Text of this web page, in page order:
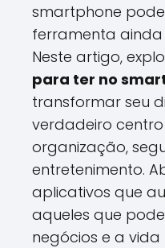
smartphone
ferramenta
Neste artigo,
para ter no
transformar seu
verdadeiro
organização,
entretenimento.
aplicativos que
aqueles que
negócios e a vida